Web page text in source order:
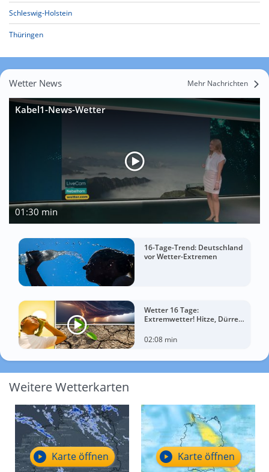
Schleswig-Holstein
Thüringen
Wetter News Mehr Nachrichten
Kabel1-News-Wetter
01:30 min
16-Tage-Trend: Deutschland
vor Wetter-Extremen
Wetter 16 Tage:
Extremwetter! Hitze, Dürre
02:08 min
Weitere Wetterkarten
Karte öffnen Karte öffnen